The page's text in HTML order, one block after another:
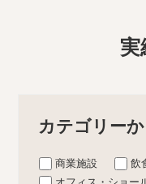
実
カテゴリー
商業施設
飲
オフィス・ショー